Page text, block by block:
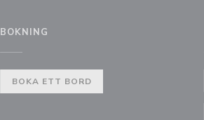
BOKNING
BOKA ETT BORD